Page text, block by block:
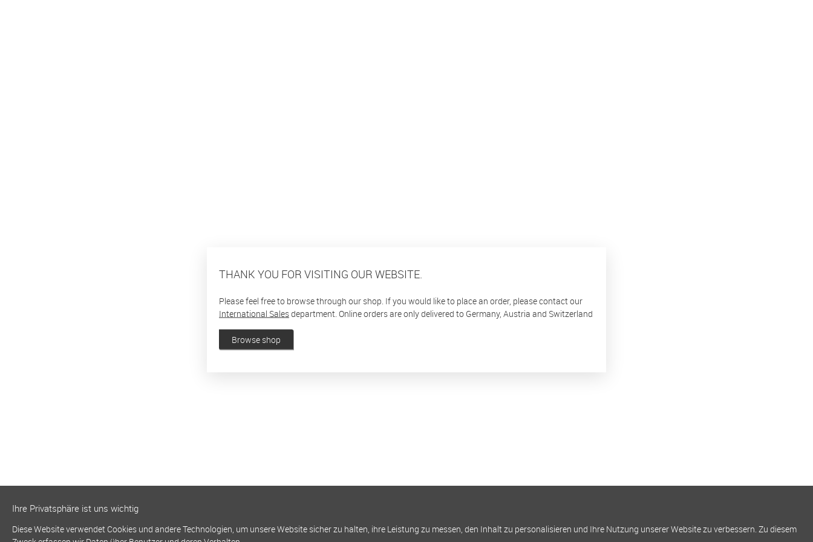
THANK YOU FOR VISITING OUR WEBSITE.
Please feel free to browse through our shop. If you would like to place an order, please contact our
International Salesdepartment. Online orders are only delivered to Germany, Austria and Switzerland
Browse shop
Ihre Privatsphäre ist uns wichtig
Diese Website verwendet Cookies und andere Technologien, um unsere Website sicher zu halten, ihre Leistung zu messen, den Inhalt zu personalisieren und Ihre Nutzung unserer Website zu verbessern. Zu diesem